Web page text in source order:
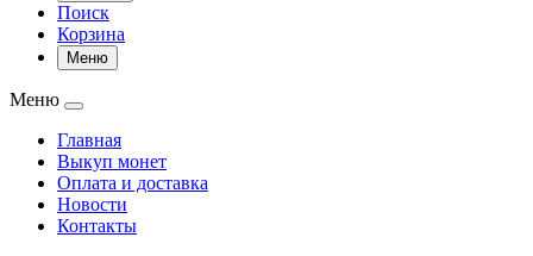
Поиск
Корзина
Меню
Меню
Главная
Выкуп монет
Оплата и доставка
Новости
Контакты